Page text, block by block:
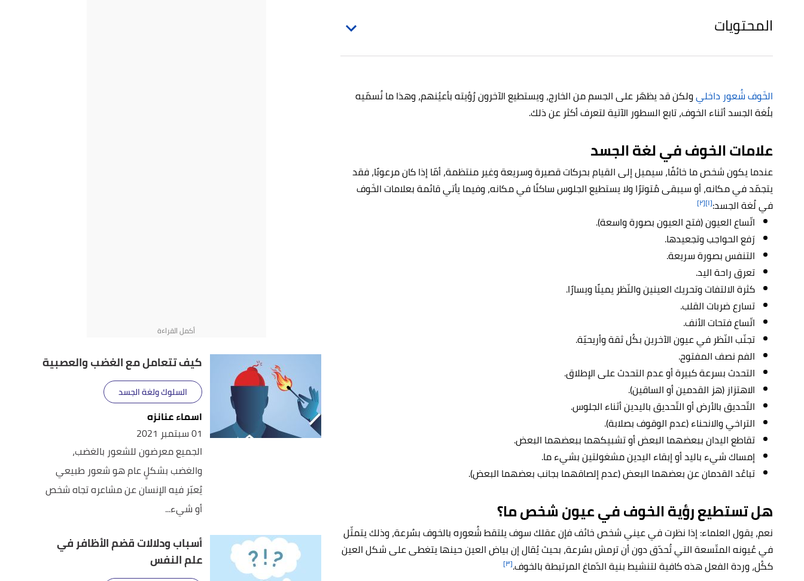
المحتويات
الخَوف شُعور داخليولكن قد يظهَر على الجسم من الخارج، ويستطيع الآخرون رُؤيته بأعيُنهم، وهذا ما نُسمّيه
بلُغة الجسد أثناء الخوف، تابع السطور الآتية لتعرف أكثر عن ذلك.
علامات الخوف في لغة الجسد
عندما يكون شخص ما خائفًا، سيميل إلى القيام بحركات قصيرة وسريعة وغير منتظمة، أمّا إذا كان مرعوبًا، فقد
يتجمّد في مكانه، أو سيبقى مُتوترًا ولا يستطيع الجلوس ساكنًا في مكانه، وفيما يأتي قائمة بعلامات الخَوف
في لُغة الجسد:[١] [٢]
اتّساع العيون (فتح العيون بصورة واسعة).
رَفع الحواجب وتجعيدها.
التنفس بصورة سريعة.
تعرق راحة اليد.
كثرة الالتفات وتحريك العينين والنّظر يمينًا ويسارًا.
تسارع ضربات القلب.
اتّساع فتحات الأنف.
تجنّب النّظر في عيون الآخرين بكُل ثقة وأريحيّة.
الفم نصف المفتوح.
التحدث بسرعة كبيرة أو عدم التحدث على الإطلاق.
الاهتزاز (هز القدمين أو الساقين).
التّحديق بالأرض أو التّحديق باليدين أثناء الجلوس.
التراخي والانحناء (عدم الوقوف بصلابة).
تقاطع اليدان ببعضهما البعض أو تشبيكهما ببعضهما البعض.
إمساك شيء باليد أو إبقاء اليدين مشغولتين بشيء ما.
تباعُد القدمان عن بعضهما البعض (عدم إلصاقهما بجانب بعضهما البعض).
هل تستطيع رؤية الخوف في عيون شخص ما؟
نعم، يقول العلماء: إذا نظرت في عيني شخص خائف فإن عقلك سوف يلتقط شُعوره بالخوف بسُرعة، وذلك يتمثّل
في عُيونه المتّسعة التي تُحدّق دون أن ترمش بسُرعة، بحيث يُقال إن بياض العين حينها يتغطى على شكل العين
ككُل، وردة الفعل هذه كافية لتنشيط بنية الدّماغ المرتبطة بالخوف.[٣]
كيف تتعامل مع الغضب والعصبية
السلوك ولغة الجسد
اسماء عنانزه
01 سبتمبر 2021
الجميع معرضون للشعور بالغضب،
والغضب بشكلٍ عام هو شعور طبيعي
يُعبّر فيه الإنسان عن مشاعره تجاه شخص
أو شيء...
أسباب ودلالات قضم الأظافر في
علم النفس